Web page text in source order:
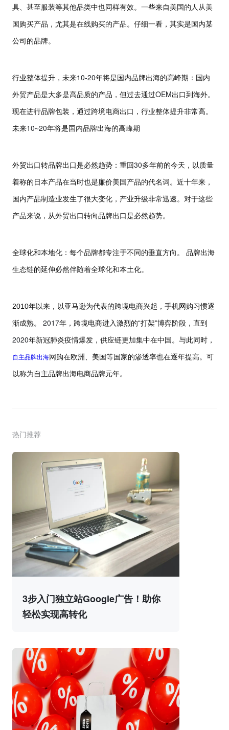
具、甚至服装等其他品类中也同样有效。一些来自美国的人从美
国购买产品，尤其是在线购买的产品。仔细一看，其实是国内某
公司的品牌。
行业整体提升，未来10-20年将是国内品牌出海的高峰期：国内
外贸产品是大多是高品质的产品，但过去通过OEM出口到海外。
现在进行品牌包装，通过跨境电商出口，行业整体提升非常高。
未来10~20年将是国内品牌出海的高峰期
外贸出口转品牌出口是必然趋势：重回30多年前的今天，以质量
着称的日本产品在当时也是廉价美国产品的代名词。近十年来，
国内产品制造业发生了很大变化，产业升级非常迅速。对于这些
产品来说，从外贸出口转向品牌出口是必然趋势。
全球化和本地化：每个品牌都专注于不同的垂直方向。 品牌出海
生态链的延伸必然伴随着全球化和本土化。
2010年以来，以亚马逊为代表的跨境电商兴起，手机网购习惯逐
渐成熟。 2017年，跨境电商进入激烈的“打架”博弈阶段，直到
2020年新冠肺炎疫情爆发，供应链更加集中在中国。与此同时，
自主品牌出海网购在欧洲、美国等国家的渗透率也在逐年提高。可
以称为自主品牌出海电商品牌元年。
热门推荐
3步入门独立站Google广告！助你
轻松实现高转化